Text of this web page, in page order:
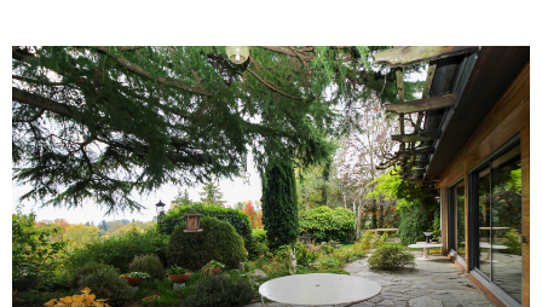
voir le
bien